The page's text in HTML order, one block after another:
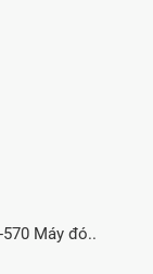
Máy đó..